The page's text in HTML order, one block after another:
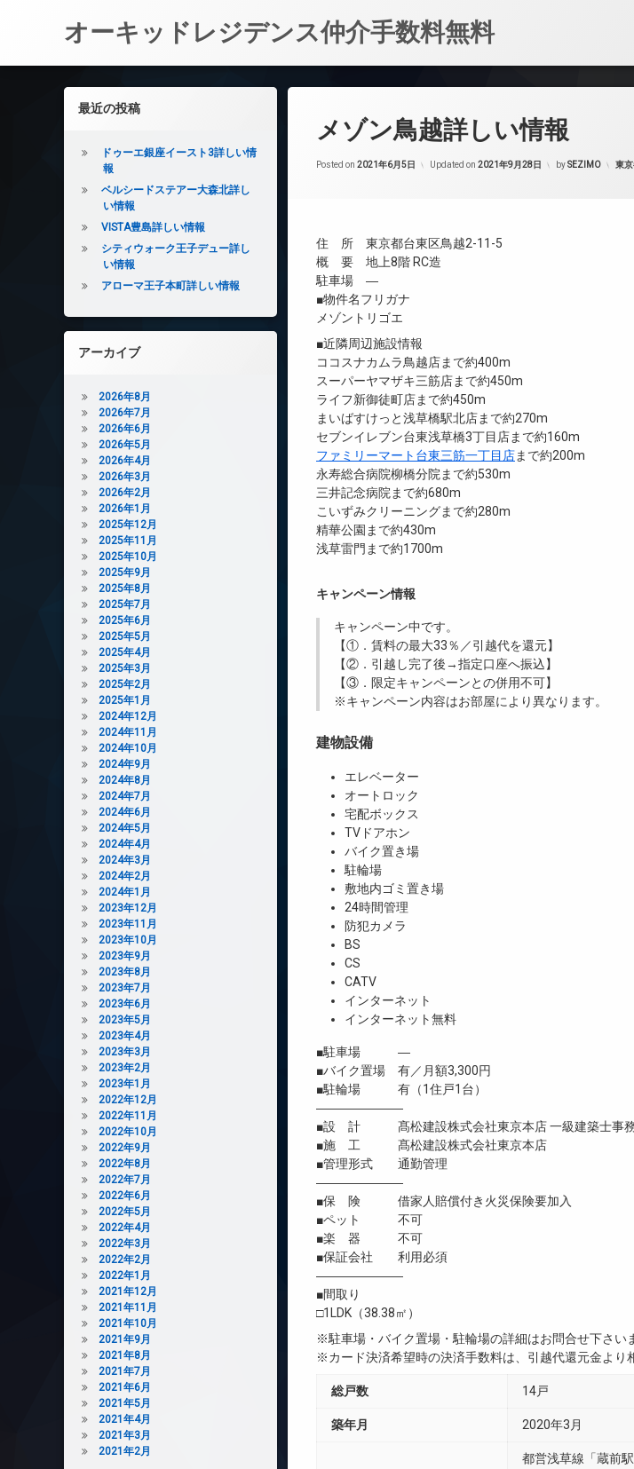
オーキッドレジデンス仲介手数料無料
メゾン鳥越詳しい情報
Posted on 2021年6月5日 Updated on 2021年9月28日 bySEZIMO カ
東
住 所 東京都台東区鳥越2-11-5
概 要 地上8階 RC造
駐車場 ―
■物件名フリガナ
メゾントリゴエ
■近隣周辺施設情報
ココスナカムラ鳥越店まで約400m
スーパーヤマザキ三筋店まで約450m
ライフ新御徒町店まで約450m
まいばすけっと浅草橋駅北店まで約270m
セブンイレブン台東浅草橋3丁目店まで約160m
ファミリーマート台東三筋一丁目店まで約200m
永寿総合病院柳橋分院まで約530m
三井記念病院まで約680m
こいずみクリーニングまで約280m
精華公園まで約430m
浅草雷門まで約1700m
キャンペーン情報
キャンペーン中です。
【①．賃料の最大33％／引越代を還元】
【②．引越し完了後→指定口座へ振込】
【③．限定キャンペーンとの併用不可】
※キャンペーン内容はお部屋により異なります。
建物設備
エレベーター
オートロック
宅配ボックス
TVドアホン
バイク置き場
駐輪場
敷地内ゴミ置き場
24時間管理
防犯カメラ
BS
CS
CATV
インターネット
インターネット無料
■駐車場 ―
■バイク置場 有／月額3,300円
■駐輪場 有（1住戸1台）
―――――――
■設 計 髙松建設株式会社東京本店 一級建築士事
■施 工 髙松建設株式会社東京本店
■管理形式 通勤管理
―――――――
■保 険 借家人賠償付き火災保険要加入
■ペット 不可
■楽 器 不可
■保証会社 利用必須
―――――――
■間取り
□1LDK（38.38㎡）
※駐車場・バイク置場・駐輪場の詳細はお問合せ下さい
※カード決済希望時の決済手数料は、引越代還元金より
総戸数 14戸
築年月 2020年3月
都営浅草線「蔵前
左サイドバー
最近の投稿
ドゥーエ銀座イースト3詳しい情
報
ベルシードステアー大森北詳し
い情報
VISTA豊島詳しい情報
シティウォーク王子デュー詳し
い情報
アローマ王子本町詳しい情報
アーカイブ
2026年8月
2026年7月
2026年6月
2026年5月
2026年4月
2026年3月
2026年2月
2026年1月
2025年12月
2025年11月
2025年10月
2025年9月
2025年8月
2025年7月
2025年6月
2025年5月
2025年4月
2025年3月
2025年2月
2025年1月
2024年12月
2024年11月
2024年10月
2024年9月
2024年8月
2024年7月
2024年6月
2024年5月
2024年4月
2024年3月
2024年2月
2024年1月
2023年12月
2023年11月
2023年10月
2023年9月
2023年8月
2023年7月
2023年6月
2023年5月
2023年4月
2023年3月
2023年2月
2023年1月
2022年12月
2022年11月
2022年10月
2022年9月
2022年8月
2022年7月
2022年6月
2022年5月
2022年4月
2022年3月
2022年2月
2022年1月
2021年12月
2021年11月
2021年10月
2021年9月
2021年8月
2021年7月
2021年6月
2021年5月
2021年4月
2021年3月
2021年2月